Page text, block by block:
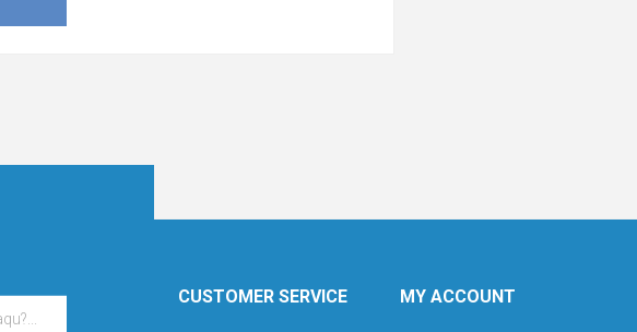
CUSTOMER SERVICE MY ACCOUNT